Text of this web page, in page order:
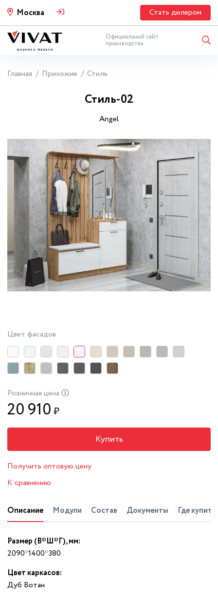
Москва Стать дилером
Официальный сайт
производства
Главная Прихожие Стиль
Стиль-02
Angel
Цвет фасадов
Розничная цена
20 910 ₽
Купить
Получить оптовую цену
К сравнению
Описание Модули Состав Документы Где
Размер (В*Ш*Г), мм:
2090*1400*380
Цвет каркасов:
Дуб Вотан